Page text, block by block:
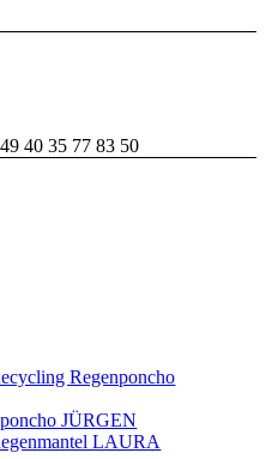
40 35 77 83 50
Regenponcho
JÜRGEN
LAURA